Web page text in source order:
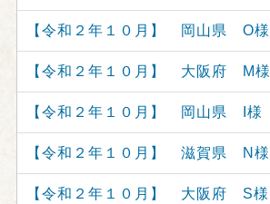
【令和２年１０月】 岡山県 O様
【令和２年１０月】 大阪府 M様
【令和２年１０月】 岡山県 I様
【令和２年１０月】 滋賀県 N様
【令和２年１０月】 大阪府 S様